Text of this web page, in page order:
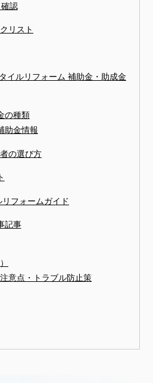
認
リスト
イルリフォーム 補助金・助成金
の種類
助金情報
の選び方
フォームガイド
記事
意点・トラブル防止策